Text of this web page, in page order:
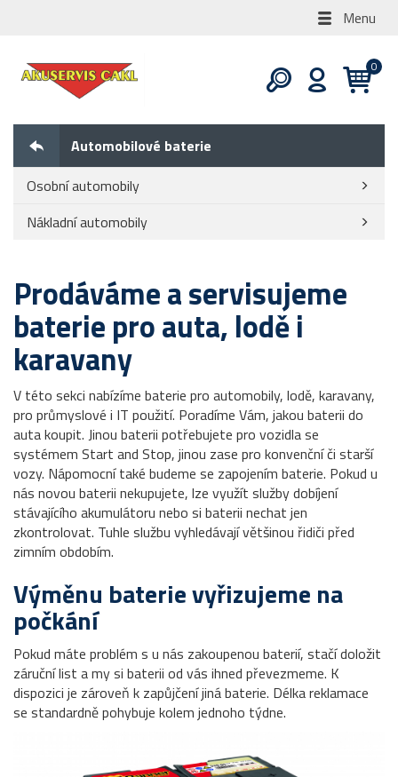
Menu
Automobilové baterie
Osobní automobily
Nákladní automobily
Prodáváme a servisujeme
baterie pro auta, lodě i
karavany
V této sekci nabízíme baterie pro automobily, lodě, karavany,
pro průmyslové i IT použití. Poradíme Vám, jakou baterii do
auta koupit. Jinou baterii potřebujete pro vozidla se
systémem Start and Stop, jinou zase pro konvenční či starší
vozy. Nápomocní také budeme se zapojením baterie. Pokud u
nás novou baterii nekupujete, lze využít služby dobíjení
stávajícího akumulátoru nebo si baterii nechat jen
zkontrolovat. Tuhle službu vyhledávají většinou řidiči před
zimním obdobím.
Výměnu baterie vyřizujeme na
počkání
Pokud máte problém s u nás zakoupenou baterií, stačí doložit
záruční list a my si baterii od vás ihned převezmeme. K
dispozici je zároveň k zapůjčení jiná baterie. Délka reklamace
se standardně pohybuje kolem jednoho týdne.